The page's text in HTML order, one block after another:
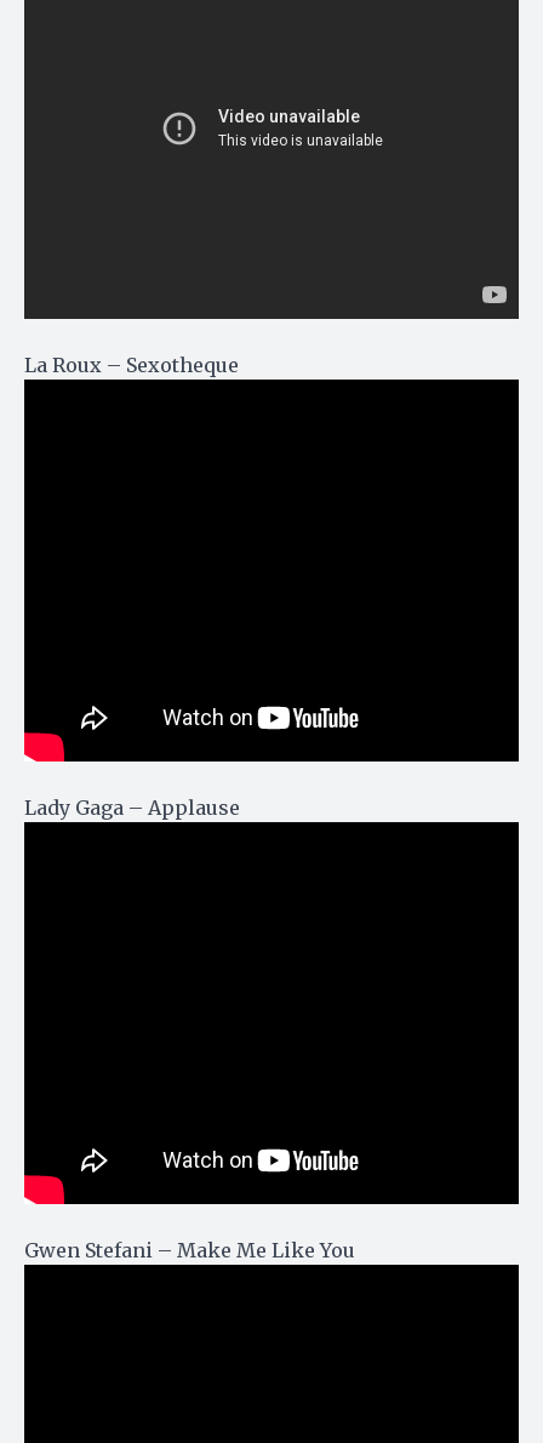
La Roux – Sexotheque
Lady Gaga – Applause
Gwen Stefani – Make Me Like You